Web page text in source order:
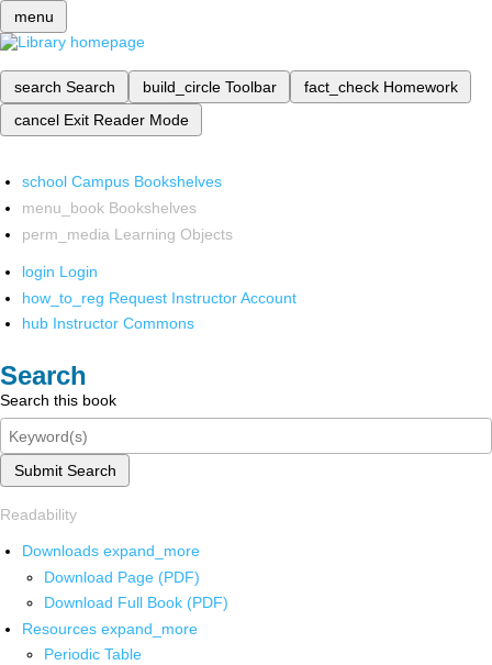
menu
search Search build_circle Toolbar fact_check Homework
cancel Exit Reader Mode
school Campus Bookshelves
menu_book Bookshelves
perm_media Learning Objects
login Login
how_to_reg Request Instructor Account
hub Instructor Commons
Search
Search this book
Submit Search
Readability
Downloads expand_more
Download Page (PDF)
Download Full Book (PDF)
Resources expand_more
Periodic Table